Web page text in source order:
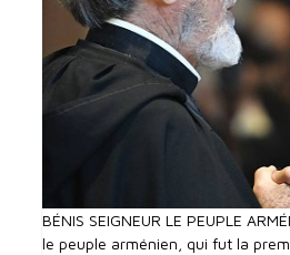
BÉNIS SEIGNEUR LE PEUPLE
le peuple arménien, qui fut la